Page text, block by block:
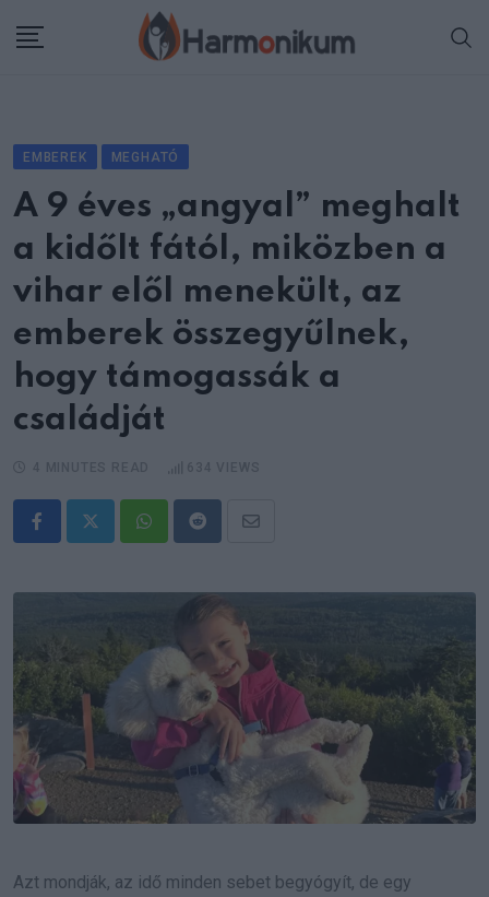
EMBEREK MEGHATÓ
A 9 éves „angyal” meghalt
a kidőlt fától, miközben a
vihar elől menekült, az
emberek összegyűlnek,
hogy támogassák a
családját
WhatsappRedditShare
Email
Azt mondják, az idő minden sebet begyógyít, de egy